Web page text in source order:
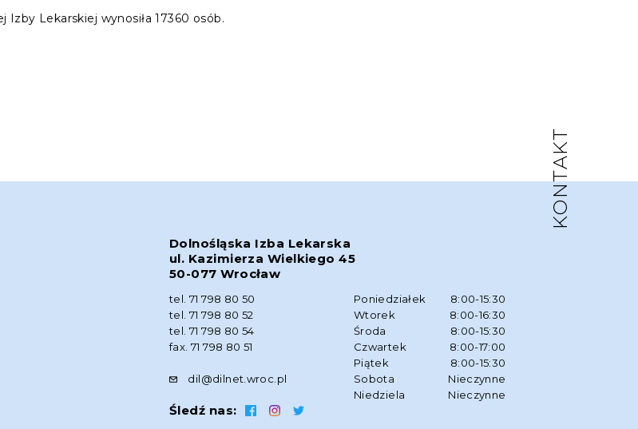
Izby Lekarskiej wynosiła 17360 osób.
KONTAKT
Dolnośląska Izba Lekarska
ul. Kazimierza Wielkiego 45
50-077 Wrocław
tel. 71 798 80 50
tel. 71 798 80 52
tel. 71 798 80 54
fax. 71 798 80 51
dil@dilnet.wroc.pl
Śledź nas:
Poniedziałek
8:00-15:30
Wtorek
8:00-16:30
Środa
8:00-15:30
Czwartek
8:00-17:00
Piątek
8:00-15:30
Sobota
Nieczynne
Niedziela
Nieczynne